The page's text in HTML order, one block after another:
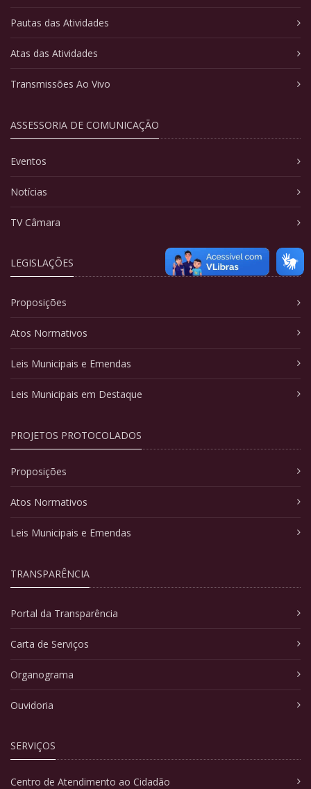
Pautas das Atividades
Atas das Atividades
Transmissões Ao Vivo
ASSESSORIA DE COMUNICAÇÃO
Eventos
Notícias
TV Câmara
LEGISLAÇÕES
Proposições
Atos Normativos
Leis Municipais e Emendas
Leis Municipais em Destaque
PROJETOS PROTOCOLADOS
Proposições
Atos Normativos
Leis Municipais e Emendas
TRANSPARÊNCIA
Portal da Transparência
Carta de Serviços
Organograma
Ouvidoria
SERVIÇOS
Centro de Atendimento ao Cidadão